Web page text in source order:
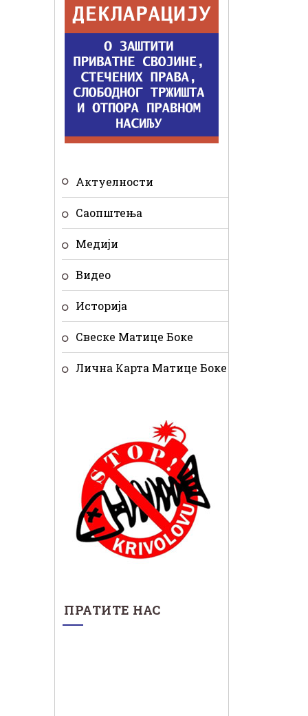
Актуелности
Саопштења
Медији
Видео
Историја
Свеске Матице Боке
Лична Карта Матице Боке
ПРАТИТЕ НАС